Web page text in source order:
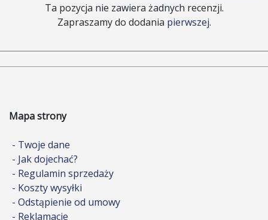
Ta pozycja nie zawiera żadnych recenzji.
Zapraszamy do dodania pierwszej.
Mapa strony
- Twoje dane
- Jak dojechać?
- Regulamin sprzedaży
- Koszty wysyłki
- Odstąpienie od umowy
- Reklamacje